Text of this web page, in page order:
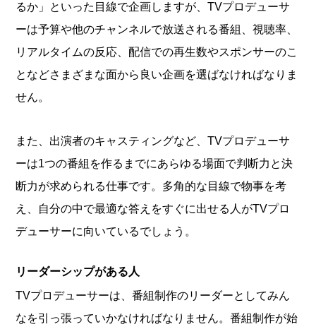
るか」といった目線で企画しますが、TVプロデューサ
ーは予算や他のチャンネルで放送される番組、視聴率、
リアルタイムの反応、配信での再生数やスポンサーのこ
となどさまざまな面から良い企画を選ばなければなりま
せん。
また、出演者のキャスティングなど、TVプロデューサ
ーは1つの番組を作るまでにあらゆる場面で判断力と決
断力が求められる仕事です。多角的な目線で物事を考
え、自分の中で最適な答えをすぐに出せる人がTVプロ
デューサーに向いているでしょう。
リーダーシップがある人
TVプロデューサーは、番組制作のリーダーとしてみん
なを引っ張っていかなければなりません。番組制作が始